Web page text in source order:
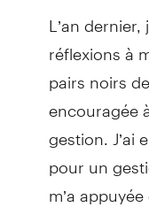
L’an
réflexions à
pairs noirs
encouragée
gestion. J’ai
pour un
m’a